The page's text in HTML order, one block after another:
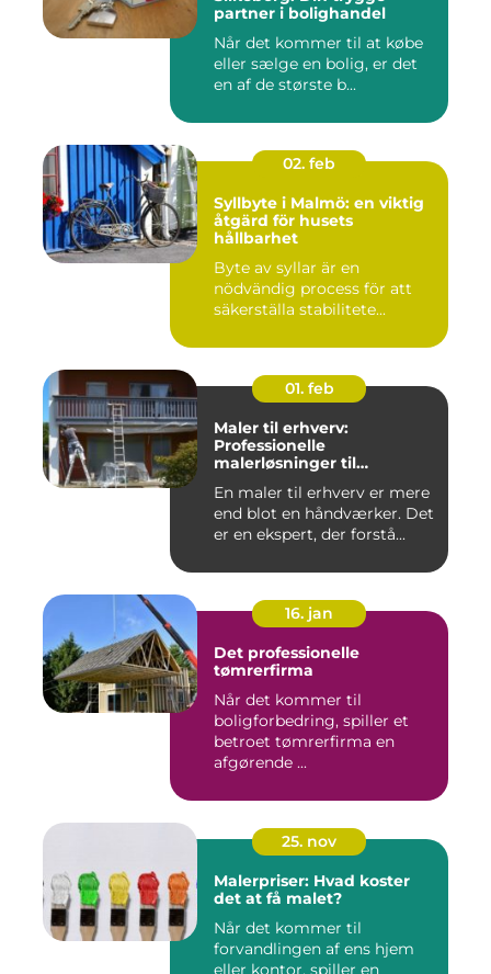
partner i bolighandel
Når det kommer til at købe
eller sælge en bolig, er det
en af de største b...
02. feb
Syllbyte i Malmö: en viktig
åtgärd för husets
hållbarhet
Byte av syllar är en
nödvändig process för att
säkerställa stabilitete...
01. feb
Maler til erhverv:
Professionelle
malerløsninger til
En maler til erhverv er mere
end blot en håndværker. Det
er en ekspert, der forstå...
16. jan
Det professionelle
tømrerfirma
Når det kommer til
boligforbedring, spiller et
betroet tømrerfirma en
afgørende ...
25. nov
Malerpriser: Hvad koster
det at få malet?
Når det kommer til
forvandlingen af ens hjem
eller kontor, spiller en